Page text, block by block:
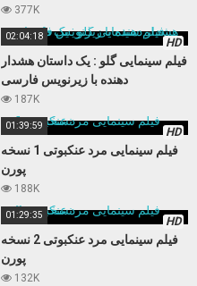
نمیکنه
377K
HD
02:04:18
فیلم سینمایی گلو : یک داستان هشدار
دهنده با زیرنویس فارسی
187K
HD
01:39:59
فیلم سینمایی مرد عنکبوتی 1 نسخه
پورن
188K
HD
01:29:35
فیلم سینمایی مرد عنکبوتی 2 نسخه
پورن
132K